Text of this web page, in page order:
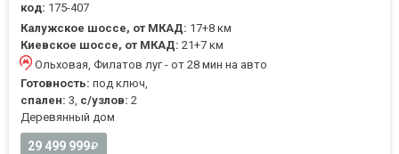
код: 175-407
Калужское шоссе, от МКАД: 17+8 км
Киевское шоссе, от МКАД: 21+7 км
Ольховая, Филатов луг - от 28 мин на авто
Готовность: под ключ,
спален: 3, с/узлов: 2
Деревянный дом
29 499 999